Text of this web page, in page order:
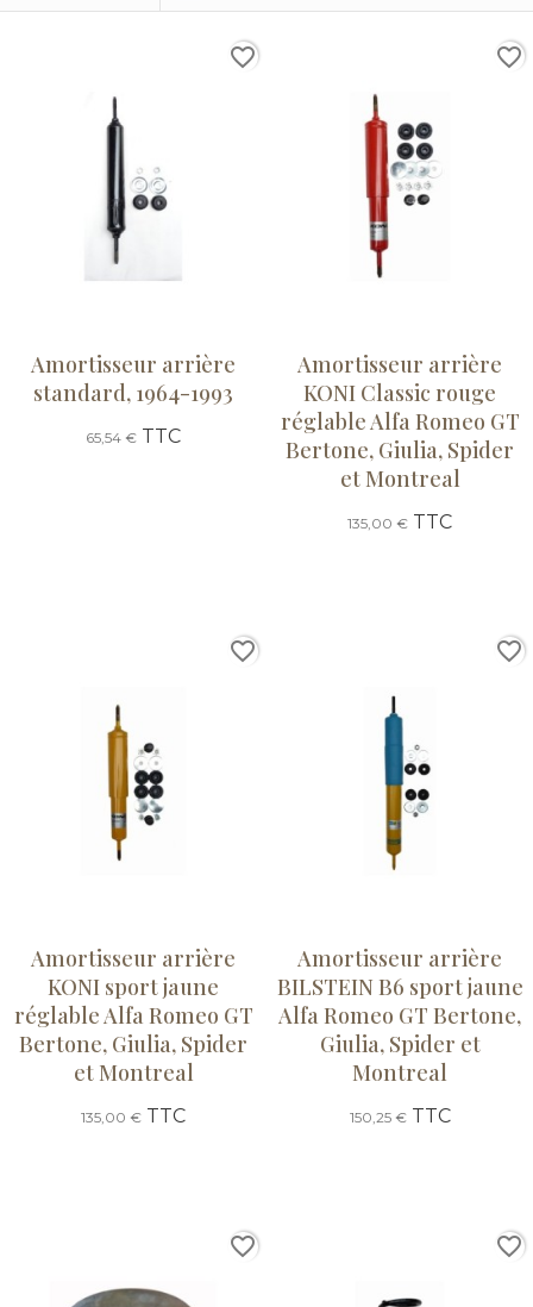
Amortisseur arrière
standard, 1964-1993
65,54 € TTC
favorite_border
Amortisseur arrière
KONI Classic rouge
réglable Alfa Romeo GT
Bertone, Giulia, Spider
et Montreal
135,00 € TTC
favorite_border
Amortisseur arrière
KONI sport jaune
réglable Alfa Romeo GT
Bertone, Giulia, Spider
et Montreal
135,00 € TTC
favorite_border
Amortisseur arrière
BILSTEIN B6 sport jaune
Alfa Romeo GT Bertone,
Giulia, Spider et
Montreal
150,25 €TTC
favorite_border
favorite_border favorite_border